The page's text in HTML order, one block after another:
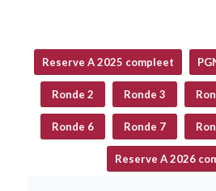
Reserve A 2025 compleet
Ronde 2 Ronde 3
Ronde 6 Ronde 7
Reserve A 2026